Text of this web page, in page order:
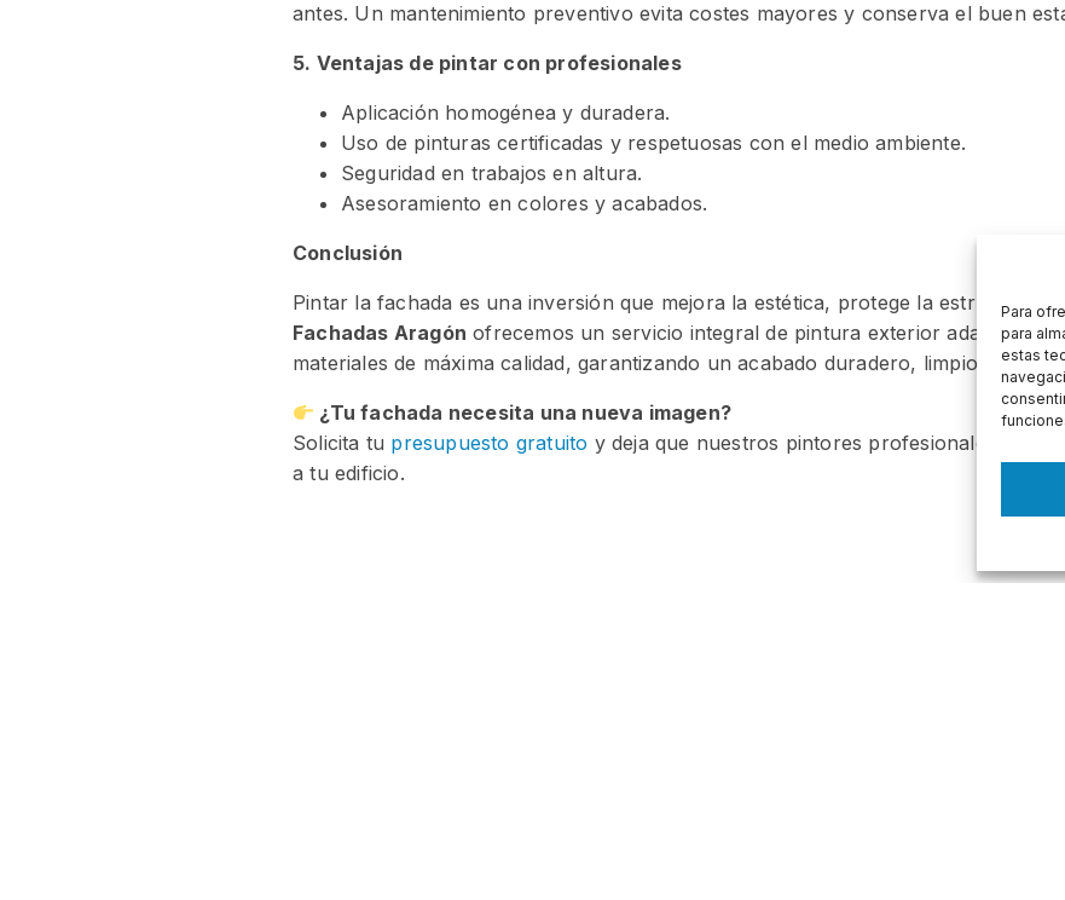
Para
para
estas
antes. Un mantenimiento preventivo evita costes mayores y conserva el buen
5. Ventajas de pintar con profesionales
Aplicación homogénea y duradera.
Uso de pinturas certificadas y respetuosas con el medio ambiente.
Seguridad en trabajos en altura.
Asesoramiento en colores y acabados.
Conclusión
Pintar la fachada es una inversión que mejora la estética, protege la estructura y
Fachadas Aragón ofrecemos un servicio integral de pintura exterior adaptado a
materiales de máxima calidad, garantizando un acabado duradero, limpio y
¿Tu fachada necesita una nueva imagen?
Solicita tu presupuesto gratuito y deja que nuestros pintores profesionales
a tu edificio.